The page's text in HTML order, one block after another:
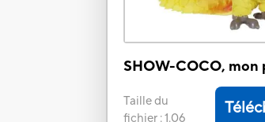
SHOW-COCO, mon
Taille du
fichier :1.06